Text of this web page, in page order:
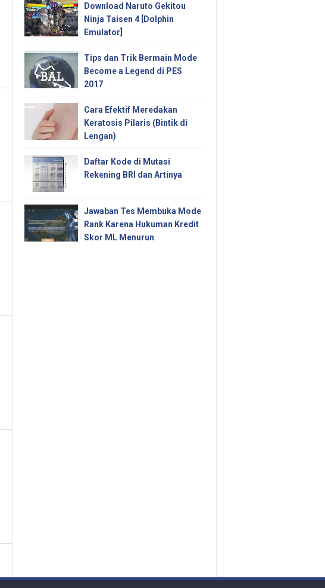
Download Naruto Gekitou
Ninja Taisen 4 [Dolphin
Emulator]
Tips dan Trik Bermain Mode
Become a Legend di PES
2017
Cara Efektif Meredakan
Keratosis Pilaris (Bintik di
Lengan)
Daftar Kode di Mutasi
Rekening BRI dan Artinya
Jawaban Tes Membuka Mode
Rank Karena Hukuman Kredit
Skor ML Menurun